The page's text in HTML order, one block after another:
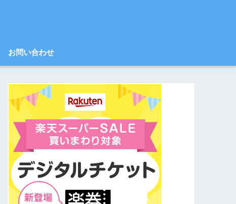
お問い合わせ